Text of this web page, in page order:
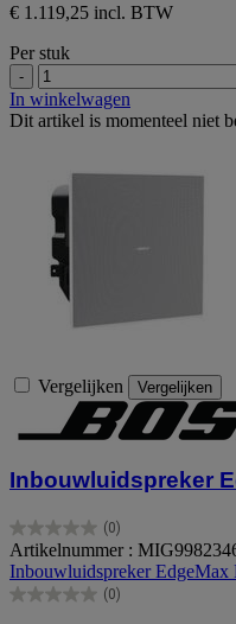
€ 1.119,25 incl. BTW
Per stuk
-
In winkelwagen
Dit artikel is momenteel niet
Vergelijken Vergelijken
Inbouwluidspreker
(0)
0.0
van
de
5
Artikelnummer :
Inbouwluidspreker EdgeMax
(0)
0.0